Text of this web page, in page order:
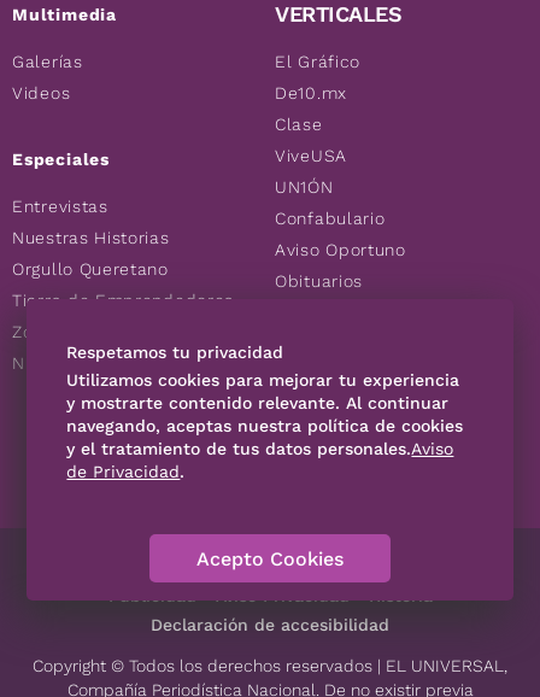
Multimedia
Galerías
Videos
Especiales
Entrevistas
Nuestras Historias
Orgullo Queretano
Tierra de Emprendedores
Zoociales
Nuevos Queretanos
VERTICALES
El Gráfico
De10.mx
Clase
ViveUSA
UN1ÓN
Confabulario
Aviso Oportuno
Obituarios
Consultas
SÍGUENOS
Contáctanos Código de Ética
Declaración de accesibilidad
Copyright © Todos los derechos reservados | EL UNIVERSAL,
Compañía Periodística Nacional. De no existir previa
Respetamos tu privacidad
Utilizamos cookies para mejorar tu experiencia
y mostrarte contenido relevante. Al continuar
navegando, aceptas nuestra política de cookies
y el tratamiento de tus datos personales.Aviso
de Privacidad.
Acepto Cookies